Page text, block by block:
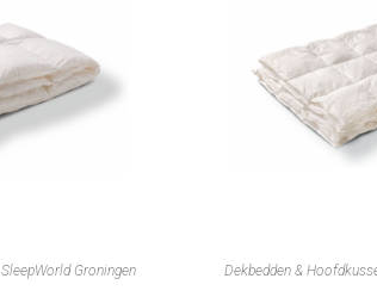
SleepWorld Groningen Dekbedden &